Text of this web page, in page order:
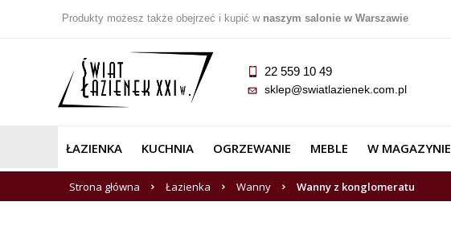
Produkty możesz także obejrzeć i kupić w naszym salonie w Warszawie
22 559 10 49
sklep@swiatlazienek.com.pl
ŁAZIENKA KUCHNIA OGRZEWANIE MEBLE W MAGAZYNIE
Strona główna Łazienka Wanny Wanny z konglomeratu